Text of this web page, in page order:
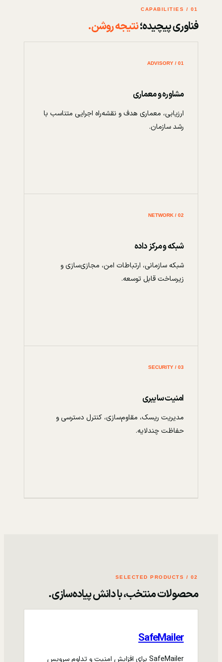
01 / CAPABILITIES
فناوری پیچیده؛نتیجه روشن.
01 / ADVISORY
مشاوره و معماری
ارزیابی، معماری هدف و نقشه‌راه اجرایی متناسب با
رشد سازمان.
02 / NETWORK
شبکه و مرکز داده
شبکه سازمانی، ارتباطات امن، مجازی‌سازی و
زیرساخت قابل توسعه.
03 / SECURITY
امنیت سایبری
مدیریت ریسک، مقاوم‌سازی، کنترل دسترسی و
حفاظت چندلایه.
02 / SELECTED PRODUCTS
محصولات منتخب، با دانش پیاده‌سازی.
SafeMailer
SafeMailer برای افزایش امنیت و تداوم سرویس